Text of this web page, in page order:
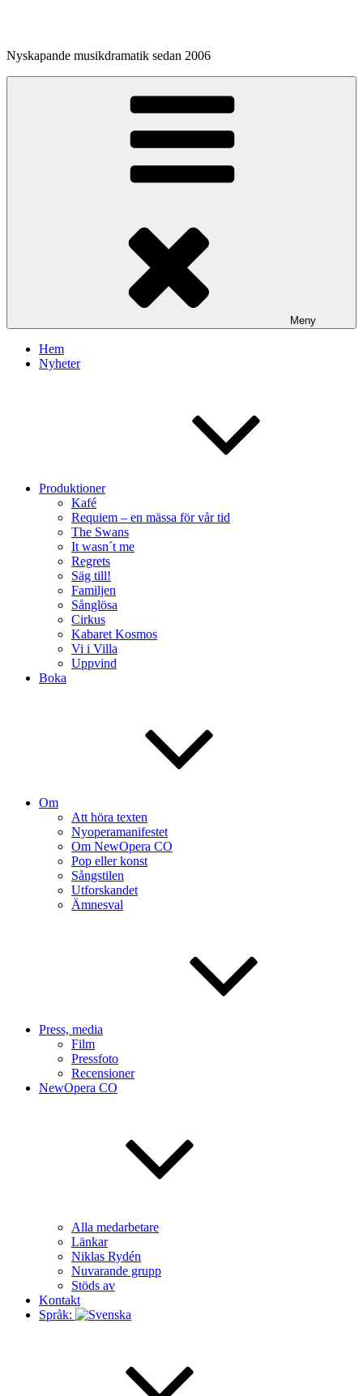
Nyskapande musikdramatik sedan 2006
Meny
Hem
Nyheter
Produktioner
Kafé
Requiem – en mässa för vår tid
The Swans
It wasn´t me
Regrets
Säg till!
Familjen
Sånglösa
Cirkus
Kabaret Kosmos
Vi i Villa
Uppvind
Boka
Om
Att höra texten
Nyoperamanifestet
Om NewOpera CO
Pop eller konst
Sångstilen
Utforskandet
Ämnesval
Press, media
Film
Pressfoto
Recensioner
NewOpera CO
Alla medarbetare
Länkar
Niklas Rydén
Nuvarande grupp
Stöds av
Kontakt
Språk: